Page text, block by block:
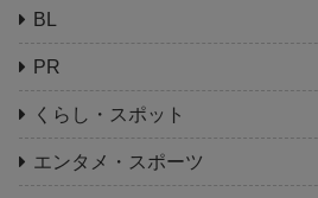
BL
PR
くらし・スポット
エンタメ・スポーツ